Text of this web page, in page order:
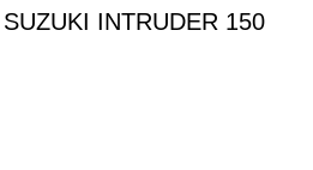
INTRUDER 150